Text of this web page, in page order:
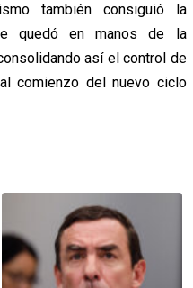
también consiguió la
quedó en manos de la
así el control de
comienzo del nuevo ciclo